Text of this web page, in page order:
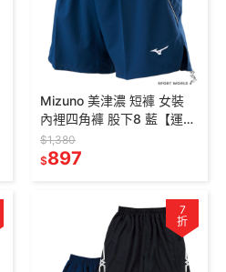
Mizuno 美津濃 短褲 女裝
內裡四角褲 股下8 藍【運動
世界】J2TBC76212
$1,380
$897
7
折